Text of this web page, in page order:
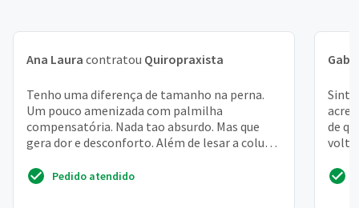
Ana Laura contratou Quiropraxista
Tenho uma diferença de tamanho na perna.
Um pouco amenizada com palmilha
compensatória. Nada tao absurdo. Mas que
gera dor e desconforto. Além de lesar a coluna
Pedido atendido
Sinto
de